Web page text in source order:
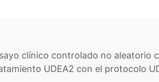
clínico controlado no aleatorio
UDEA2 con el protocolo